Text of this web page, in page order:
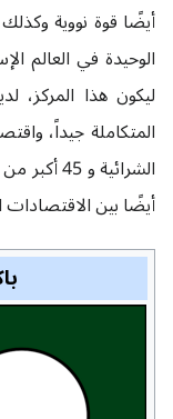
أيضًا قوة نووية
الوحيدة في العالم
ليكون هذا المركز،
أيضًا بين الاقتصادات